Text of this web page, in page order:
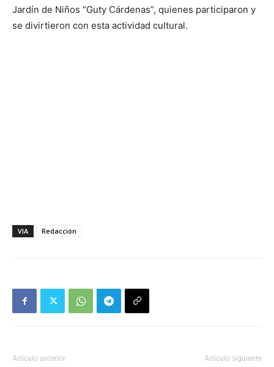
Jardín de Niños “Guty Cárdenas”, quienes participaron y
se divirtieron con esta actividad cultural.
VIA Redacción
Artículo anterior Artículo siguiente